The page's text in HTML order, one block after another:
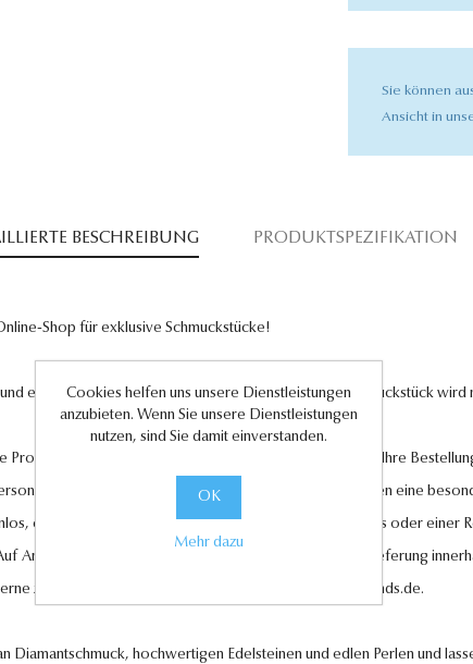
Sie können
Ansicht in
BESCHREIBUNG PRODUKTSPEZIFIKATION
Shop für exklusive Schmuckstücke!
entsprechen höchsten Qualitätsstandards. Jedes Schmuckstück
Produkte und legen großen Wert auf Ihre Zufriedenheit. Ihre
Geschenkkarten hinzufügen, um Ihren Liebsten eine
ebenso wie der Rückversand im Falle eines Umtauschs oder einer
Anfrage können wir es für Sie anfertigen lassen. Eine Lieferung
zur Verfügung unter kundenservice@antwerp-diamonds.de.
Diamantschmuck, hochwertigen Edelsteinen und edlen Perlen und
Cookies helfen uns unsere Dienstleistungen
anzubieten. Wenn Sie unsere Dienstleistungen
nutzen, sind Sie damit einverstanden.
OK
Mehr dazu